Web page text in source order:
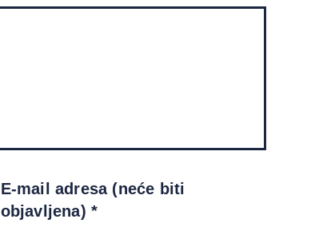
E-mail adresa (neće biti
objavljena) *